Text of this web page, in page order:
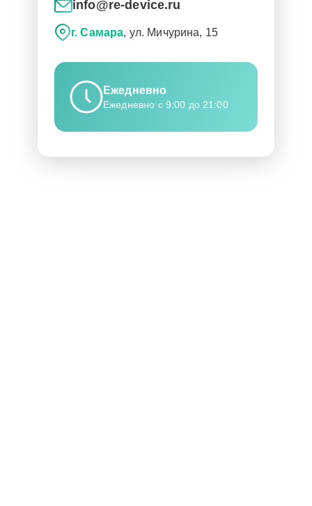
info@re-device.ru
г. Самара, ул. Мичурина, 15
Ежедневно
Ежедневно с 9:00 до 21:00